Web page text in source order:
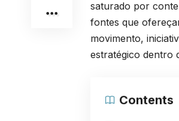
saturado por
fontes que
movimento,
estratégico dentro
Contents